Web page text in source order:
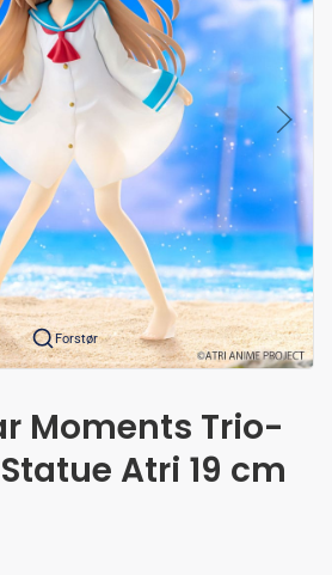
Forstør
Moments Trio-
Atri 19 cm